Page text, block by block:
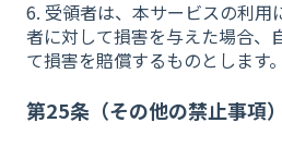
6. 受領者は、本サービスの利用
者に対して損害を与えた場合、
て損害を賠償するものとします。
第25条（その他の禁止事項）